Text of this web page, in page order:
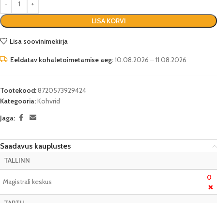
LISA KORVI
Lisa soovinimekirja
Eeldatav kohaletoimetamise aeg:10.08.2026 – 11.08.2026
Tootekood:8720573929424
Kategooria:Kohvrid
Jaga:
Saadavus kauplustes
TALLINN
Magistrali keskus 0
❌